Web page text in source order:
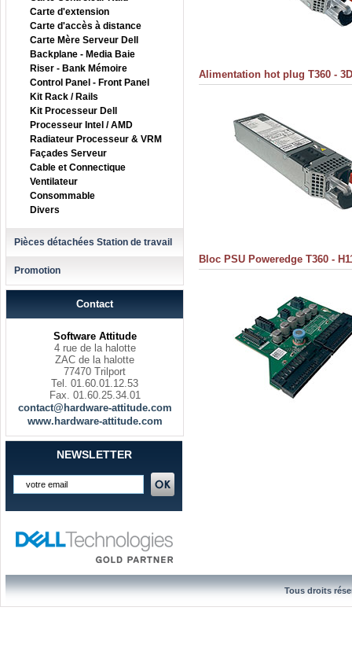
Carte d'extension
Carte d'accès à distance
Carte Mère Serveur Dell
Backplane - Media Baie
Riser - Bank Mémoire
Control Panel - Front Panel
Kit Rack / Rails
Kit Processeur Dell
Processeur Intel / AMD
Radiateur Processeur & VRM
Façades Serveur
Cable et Connectique
Ventilateur
Consommable
Divers
Pièces détachées Station de travail
Promotion
Contact
Software Attitude
4 rue de la halotte
ZAC de la halotte
77470 Trilport
Tel. 01.60.01.12.53
Fax. 01.60.25.34.01
contact@hardware-attitude.com
www.hardware-attitude.com
NEWSLETTER
Alimentation hot plug T360 -
Bloc PSU Poweredge T360 -
Tous droits